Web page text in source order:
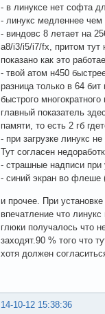
- в линуксе нет софта
- линукс медленнее чем
- виндовс 8 летает на
a8/i3/i5/i7/fx, притом
показано как это
- твой атом н450
разница только в 64
быстрого
главный показатель
памяти, то есть 2 гб
- при загрузке линукс
Тут согласен
- страшные надписи при
- синий экран во флеше
и прочее. При
впечатление что
глюки получалось что
заходят.90 % того что
хотя должен
14-10-12 15:38:36